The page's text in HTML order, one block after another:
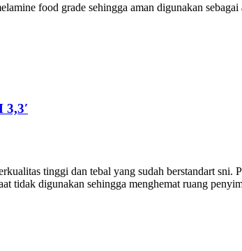
food grade sehingga aman digunakan
tinggi dan tebal yang sudah berstandart
tidak digunakan sehingga menghemat ruang